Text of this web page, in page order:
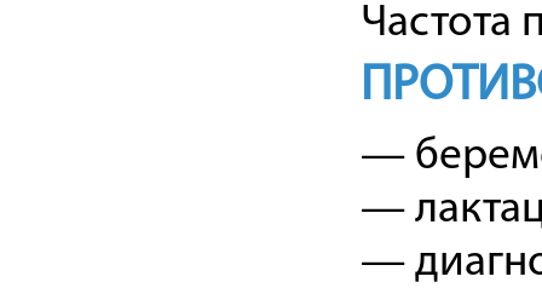
Частота
—
—
—